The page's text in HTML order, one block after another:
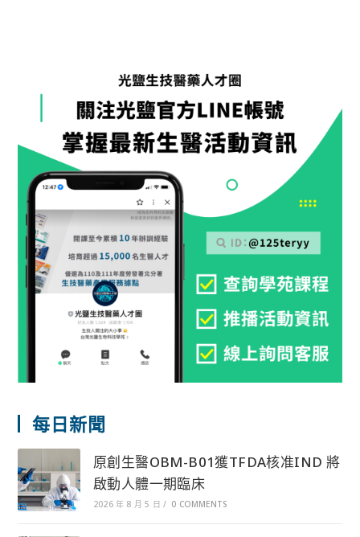
每日新聞
原創生醫OBM-B01獲TFDA核准IND 將
啟動人體一期臨床
2026 年 8 月 5 日 / 0 COMMENTS